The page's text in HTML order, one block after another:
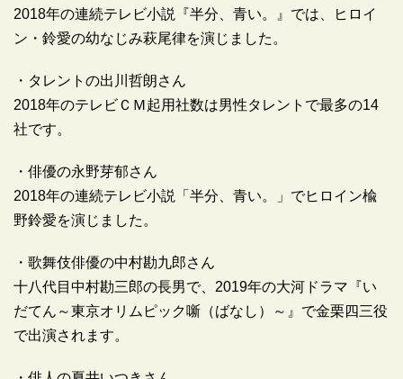
2018年の連続テレビ小説『半分、青い。』では、ヒロイ
ン・鈴愛の幼なじみ萩尾律を演じました。
・タレントの出川哲朗さん
2018年のテレビＣＭ起用社数は男性タレントで最多の14
社です。
・俳優の永野芽郁さん
2018年の連続テレビ小説「半分、青い。」でヒロイン楡
野鈴愛を演じました。
・歌舞伎俳優の中村勘九郎さん
十八代目中村勘三郎の長男で、2019年の大河ドラマ『い
だてん～東京オリムピック噺（ばなし）～』で金栗四三役
で出演されます。